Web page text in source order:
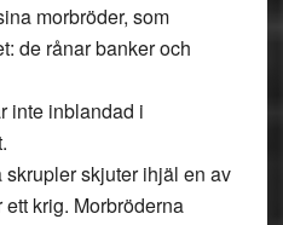
morbröder, som
de rånar banker och
inte inblandad i
skjuter ihjäl en av
krig. Morbröderna